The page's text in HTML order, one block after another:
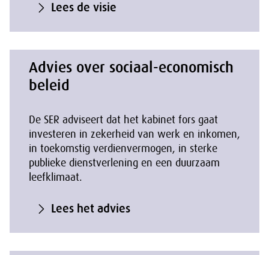
Lees de visie
Advies over sociaal-economisch
beleid
De SER adviseert dat het kabinet fors gaat
investeren in zekerheid van werk en inkomen,
in toekomstig verdienvermogen, in sterke
publieke dienstverlening en een duurzaam
leefklimaat.
Lees het advies